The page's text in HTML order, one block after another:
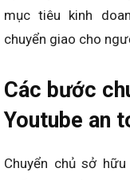
mục tiêu kinh
chuyển giao cho
Các bước
Youtube an
Chuyển chủ sở